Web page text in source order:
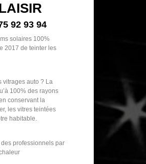
92 93 94
solaires 100%
2017 de teinter les
vitrages auto ? La
100% des rayons
conservant la
les vitres teintées
habitable.
professionnels par